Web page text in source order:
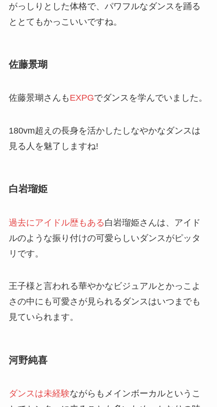
がっしりとした体格で、パワフルなダンスを踊る
ととてもかっこいいですね。
佐藤景瑚
佐藤景瑚さんも EXPGでダンスを学んでいました。
180vm超えの長身を活かしたしなやかなダンスは
見る人を魅了しますね!
白岩瑠姫
過去にアイドル歴もある白岩瑠姫さんは、アイド
ルのような振り付けの可愛らしいダンスがピッタ
リです。
王子様と言われる華やかなビジュアルとかっこよ
さの中にも可愛さが見られるダンスはいつまでも
見ていられます。
河野純喜
ダンスは未経験ながらもメインボーカルというこ